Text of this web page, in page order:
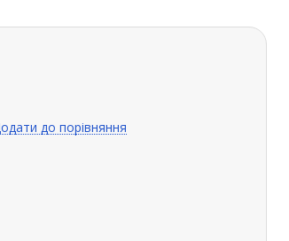
до порівняння